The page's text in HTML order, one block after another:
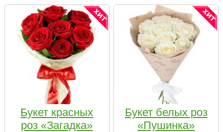
Букет красных
роз «Загадка»
Букет белых роз
«Пушинка»